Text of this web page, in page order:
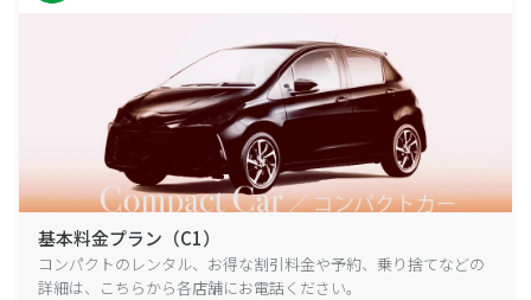
基本料金プラン（C1）
コンパクトのレンタル、お得な割引料金や予約、乗り捨てなどの
詳細は、こちらから各店舗にお電話ください。